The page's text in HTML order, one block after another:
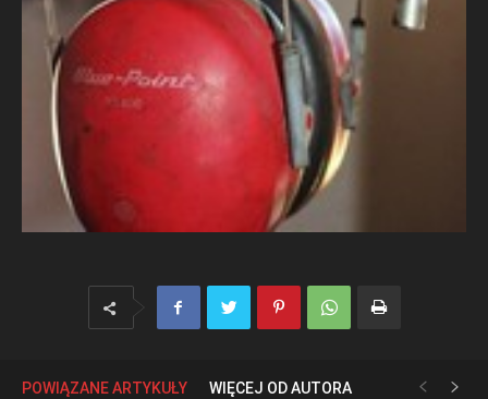
POWIĄZANE ARTYKUŁY WIĘCEJ OD AUTORA